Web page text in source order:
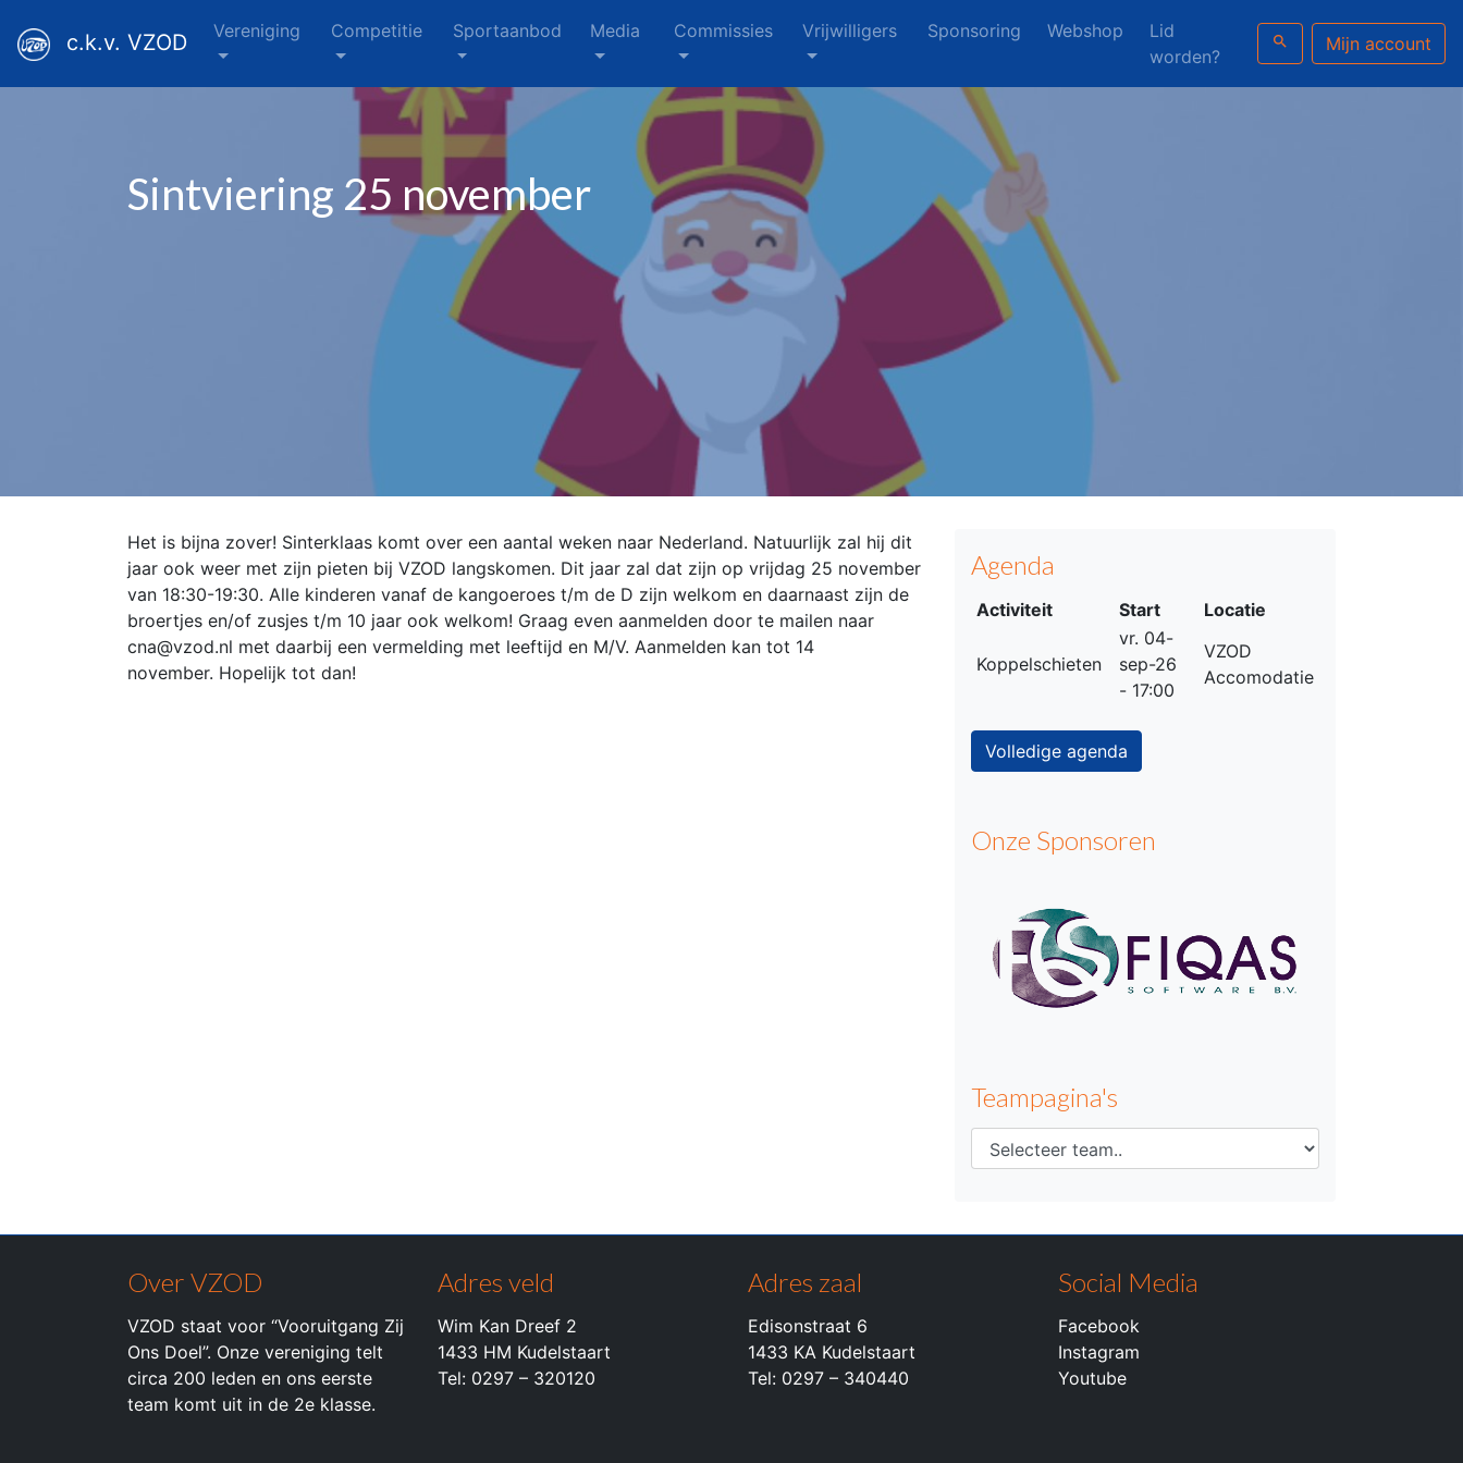
c.k.v. VZOD Vereniging Competitie Sportaanbod Media Commissies Vrijwilligers Sponsoring Webshop
Lid
worden?
search Mijn account
Sintviering 25 november
Het is bijna zover! Sinterklaas komt over een aantal weken naar Nederland. Natuurlijk zal hij dit
jaar ook weer met zijn pieten bij VZOD langskomen. Dit jaar zal dat zijn op vrijdag 25 november
van 18:30-19:30. Alle kinderen vanaf de kangoeroes t/m de D zijn welkom en daarnaast zijn de
broertjes en/of zusjes t/m 10 jaar ook welkom! Graag even aanmelden door te mailen naar
cna@vzod.nl met daarbij een vermelding met leeftijd en M/V. Aanmelden kan tot 14
november. Hopelijk tot dan!
Agenda
Activiteit Start Locatie
Koppelschieten
vr. 04-
sep-26
- 17:00
VZOD
Accomodatie
Volledige agenda
Onze Sponsoren
Teampagina's
Over VZOD
VZOD staat voor “Vooruitgang Zij
Ons Doel”. Onze vereniging telt
circa 200 leden en ons eerste
team komt uit in de 2e klasse.
Adres veld
Wim Kan Dreef 2
1433 HM Kudelstaart
Tel: 0297 – 320120
Adres zaal
Edisonstraat 6
1433 KA Kudelstaart
Tel: 0297 – 340440
Social Media
Facebook
Instagram
Youtube